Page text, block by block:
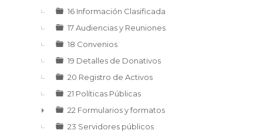
16 Información Clasificada
17 Audiencias y Reuniones
18 Convenios
19 Detalles de Donativos
20 Registro de Activos
21 Políticas Públicas
►
22 Formularios y formatos
23 Servidores públicos